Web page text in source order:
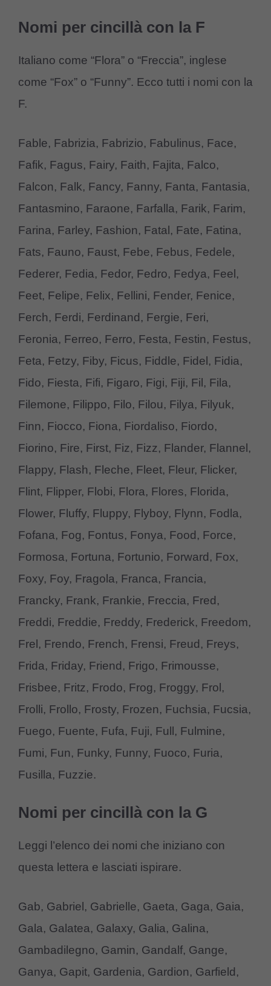
Nomi per cincillà con la F
Italiano come “Flora” o “Freccia”, inglese
come “Fox” o “Funny”. Ecco tutti i nomi con la
F.
Fable, Fabrizia, Fabrizio, Fabulinus, Face,
Fafik, Fagus, Fairy, Faith, Fajita, Falco,
Falcon, Falk, Fancy, Fanny, Fanta, Fantasia,
Fantasmino, Faraone, Farfalla, Farik, Farim,
Farina, Farley, Fashion, Fatal, Fate, Fatina,
Fats, Fauno, Faust, Febe, Febus, Fedele,
Federer, Fedia, Fedor, Fedro, Fedya, Feel,
Feet, Felipe, Felix, Fellini, Fender, Fenice,
Ferch, Ferdi, Ferdinand, Fergie, Feri,
Feronia, Ferreo, Ferro, Festa, Festin, Festus,
Feta, Fetzy, Fiby, Ficus, Fiddle, Fidel, Fidia,
Fido, Fiesta, Fifi, Figaro, Figi, Fiji, Fil, Fila,
Filemone, Filippo, Filo, Filou, Filya, Filyuk,
Finn, Fiocco, Fiona, Fiordaliso, Fiordo,
Fiorino, Fire, First, Fiz, Fizz, Flander, Flannel,
Flappy, Flash, Fleche, Fleet, Fleur, Flicker,
Flint, Flipper, Flobi, Flora, Flores, Florida,
Flower, Fluffy, Fluppy, Flyboy, Flynn, Fodla,
Fofana, Fog, Fontus, Fonya, Food, Force,
Formosa, Fortuna, Fortunio, Forward, Fox,
Foxy, Foy, Fragola, Franca, Francia,
Francky, Frank, Frankie, Freccia, Fred,
Freddi, Freddie, Freddy, Frederick, Freedom,
Frel, Frendo, French, Frensi, Freud, Freys,
Frida, Friday, Friend, Frigo, Frimousse,
Frisbee, Fritz, Frodo, Frog, Froggy, Frol,
Frolli, Frollo, Frosty, Frozen, Fuchsia, Fucsia,
Fuego, Fuente, Fufa, Fuji, Full, Fulmine,
Fumi, Fun, Funky, Funny, Fuoco, Furia,
Fusilla, Fuzzie.
Nomi per cincillà con la G
Leggi l’elenco dei nomi che iniziano con
questa lettera e lasciati ispirare.
Gab, Gabriel, Gabrielle, Gaeta, Gaga, Gaia,
Gala, Galatea, Galaxy, Galia, Galina,
Gambadilegno, Gamin, Gandalf, Gange,
Ganya, Gapit, Gardenia, Gardion, Garfield,